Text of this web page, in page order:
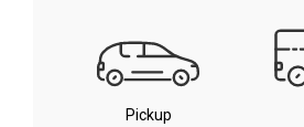
Pickup